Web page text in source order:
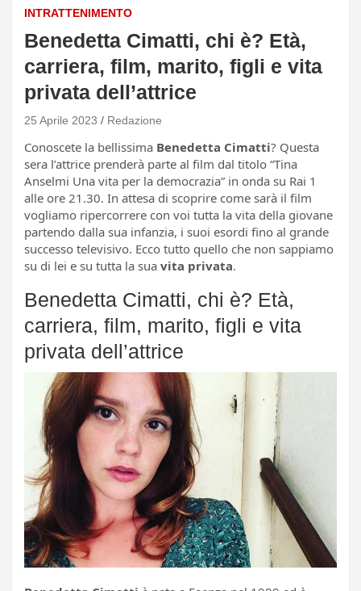
INTRATTENIMENTO
Benedetta Cimatti, chi è? Età,
carriera, film, marito, figli e vita
privata dell’attrice
25 Aprile 2023 Redazione
Conoscete la bellissima Benedetta Cimatti? Questa
sera l’attrice prenderà parte al film dal titolo “Tina
Anselmi Una vita per la democrazia” in onda su Rai 1
alle ore 21.30. In attesa di scoprire come sarà il film
vogliamo ripercorrere con voi tutta la vita della giovane
partendo dalla sua infanzia, i suoi esordi fino al grande
successo televisivo. Ecco tutto quello che non sappiamo
su di lei e su tutta la sua vita privata.
Benedetta Cimatti, chi è? Età,
carriera, film, marito, figli e vita
privata dell’attrice